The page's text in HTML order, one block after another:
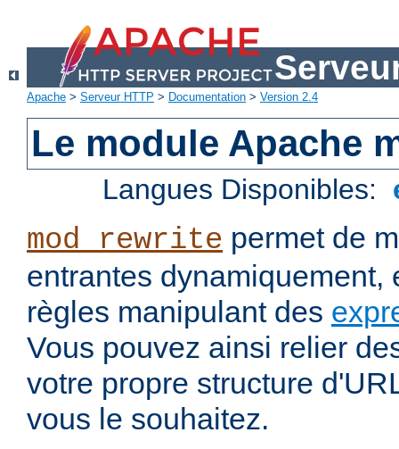
Apache > Serveur HTTP > Documentation > Version 2.4
Le module Apache
Langues Disponibles:
mod_rewrite permet de
entrantes dynamiquement,
règles manipulant des
Vous pouvez ainsi relier
votre propre structure
vous le souhaitez.